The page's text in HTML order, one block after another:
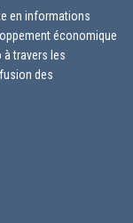
en informations
économique
à travers les
des